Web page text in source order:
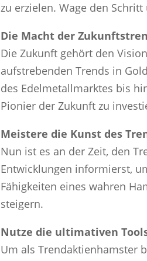
zu erzielen. Wage den
Die Macht der
Die Zukunft gehört den
aufstrebenden Trends in
des Edelmetallmarktes bis
Pionier der Zukunft zu
Meistere die Kunst des
Nun ist es an der Zeit, den
Entwicklungen informierst,
Fähigkeiten eines wahren
steigern.
Nutze die ultimativen
Um als Trendaktienhamster